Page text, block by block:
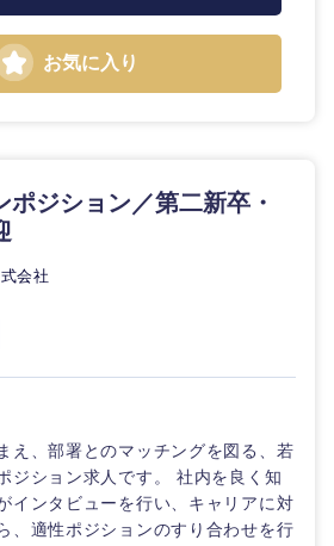
選択する
お気に入り
ポジション／第二新卒・
会社
え、部署とのマッチングを図る、若
ジション求人です。 社内を良く知
インタビューを行い、キャリアに対
、適性ポジションのすり合わせを行